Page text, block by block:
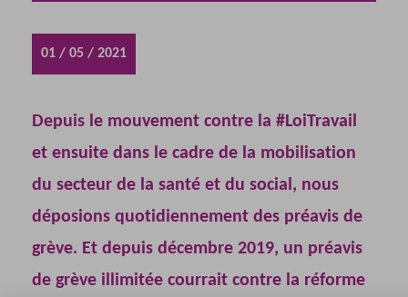
01 / 05 / 2021
Depuis le mouvement contre la #LoiTravail
et ensuite dans le cadre de la mobilisation
du secteur de la santé et du social, nous
déposions quotidiennement des préavis de
grève. Et depuis décembre 2019, un préavis
de grève illimitée courrait contre la réforme